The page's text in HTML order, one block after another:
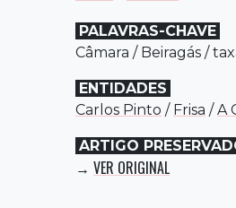
PALAVRAS-CHAVE
Câmara / Beiragás /
ENTIDADES
Carlos Pinto / Frisa /A
ARTIGO
→ VER ORIGINAL